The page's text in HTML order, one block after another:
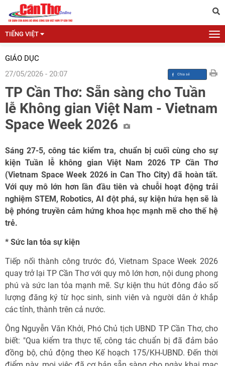
TIẾNG VIỆT
GIÁO DỤC
27/05/2026 - 20:07
TP Cần Thơ: Sẵn sàng cho Tuần
lễ Không gian Việt Nam - Vietnam
Space Week 2026
Sáng 27-5, công tác kiểm tra, chuẩn bị cuối cùng cho sự
kiện Tuần lễ không gian Việt Nam 2026 TP Cần Thơ
(Vietnam Space Week 2026 in Can Tho City) đã hoàn tất.
Với quy mô lớn hơn lần đầu tiên và chuỗi hoạt động trải
nghiệm STEM, Robotics, AI đột phá, sự kiện hứa hẹn sẽ là
bệ phóng truyền cảm hứng khoa học mạnh mẽ cho thế hệ
trẻ.
* Sức lan tỏa sự kiện
Tiếp nối thành công trước đó, Vietnam Space Week 2026
quay trở lại TP Cần Thơ với quy mô lớn hơn, nội dung phong
phú và sức lan tỏa mạnh mẽ. Sự kiện thu hút đông đảo số
lượng đăng ký từ học sinh, sinh viên và người dân ở khắp
các tỉnh, thành trên cả nước.
Ông Nguyễn Văn Khởi, Phó Chủ tịch UBND TP Cần Thơ, cho
biết: "Qua kiểm tra thực tế, công tác chuẩn bị đã đảm bảo
đồng bộ, chủ động theo Kế hoạch 175/KH-UBND. Đến thời